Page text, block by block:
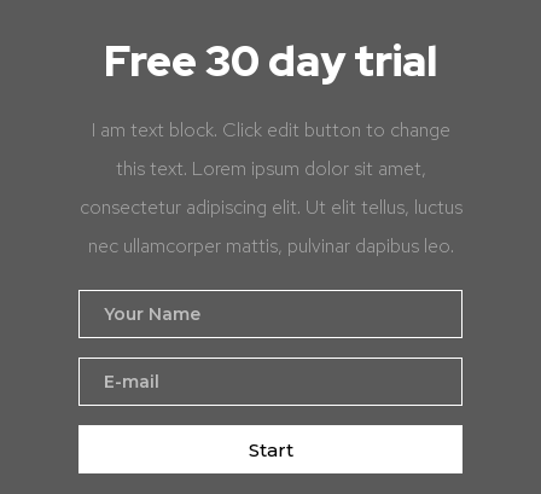
Free 30 day trial
I am text block. Click edit button to change
this text. Lorem ipsum dolor sit amet,
consectetur adipiscing elit. Ut elit tellus, luctus
nec ullamcorper mattis, pulvinar dapibus leo.
Start